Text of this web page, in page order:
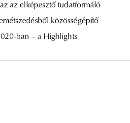
az elképesztő tudatformáló
közösségépítő
ban – a Highlights